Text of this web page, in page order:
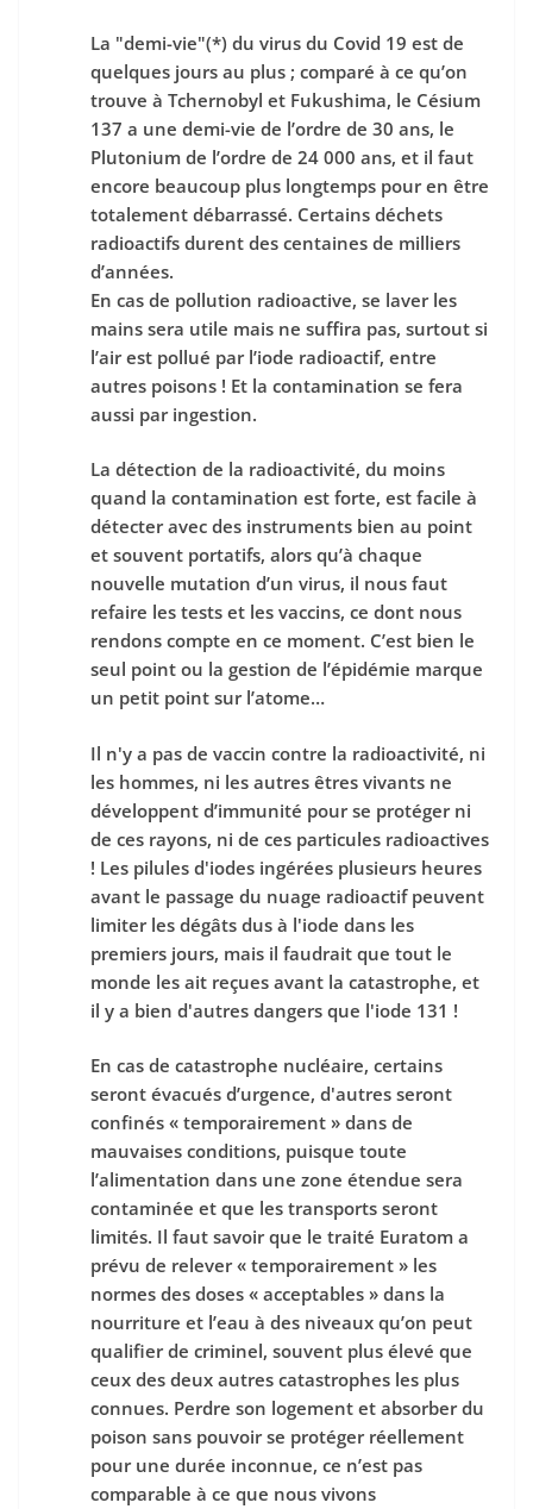
La "demi-vie"(*) du virus du Covid 19 est de
quelques jours au plus ; comparé à ce qu’on
trouve à Tchernobyl et Fukushima, le Césium
137 a une demi-vie de l’ordre de 30 ans, le
Plutonium de l’ordre de 24 000 ans, et il faut
encore beaucoup plus longtemps pour en être
totalement débarrassé. Certains déchets
radioactifs durent des centaines de milliers
d’années.
En cas de pollution radioactive, se laver les
mains sera utile mais ne suffira pas, surtout si
l’air est pollué par l’iode radioactif, entre
autres poisons ! Et la contamination se fera
aussi par ingestion.
La détection de la radioactivité, du moins
quand la contamination est forte, est facile à
détecter avec des instruments bien au point
et souvent portatifs, alors qu’à chaque
nouvelle mutation d’un virus, il nous faut
refaire les tests et les vaccins, ce dont nous
rendons compte en ce moment. C’est bien le
seul point ou la gestion de l’épidémie marque
un petit point sur l’atome…
Il n'y a pas de vaccin contre la radioactivité, ni
les hommes, ni les autres êtres vivants ne
développent d’immunité pour se protéger ni
de ces rayons, ni de ces particules radioactives
! Les pilules d'iodes ingérées plusieurs heures
avant le passage du nuage radioactif peuvent
limiter les dégâts dus à l'iode dans les
premiers jours, mais il faudrait que tout le
monde les ait reçues avant la catastrophe, et
il y a bien d'autres dangers que l'iode 131 !
En cas de catastrophe nucléaire, certains
seront évacués d’urgence, d'autres seront
confinés « temporairement » dans de
mauvaises conditions, puisque toute
l’alimentation dans une zone étendue sera
contaminée et que les transports seront
limités. Il faut savoir que le traité Euratom a
prévu de relever « temporairement » les
normes des doses « acceptables » dans la
nourriture et l’eau à des niveaux qu’on peut
qualifier de criminel, souvent plus élevé que
ceux des deux autres catastrophes les plus
connues. Perdre son logement et absorber du
poison sans pouvoir se protéger réellement
pour une durée inconnue, ce n’est pas
comparable à ce que nous vivons